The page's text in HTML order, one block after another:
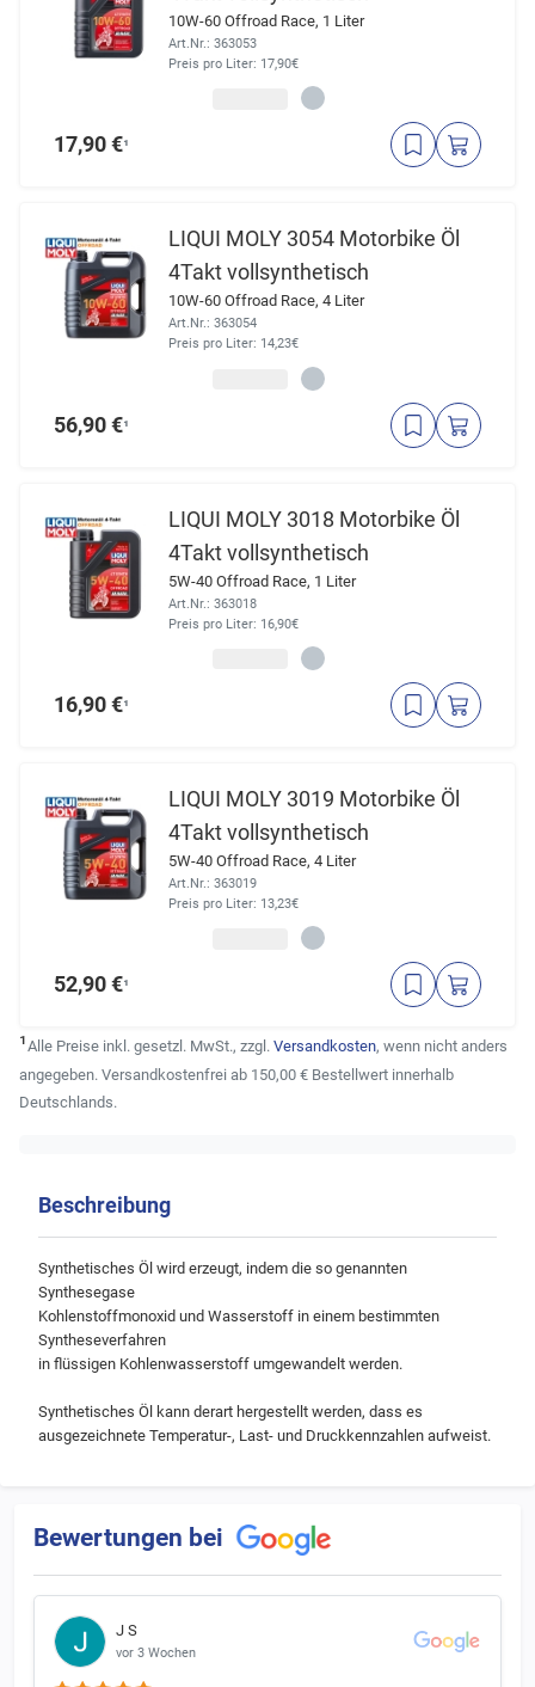
10W-60 Offroad Race, 1 Liter
Art.Nr.: 363053
Preis pro Liter: 17,90€
17,90 €¹
LIQUI MOLY 3054 Motorbike Öl
4Takt vollsynthetisch
10W-60 Offroad Race, 4 Liter
Art.Nr.: 363054
Preis pro Liter: 14,23€
56,90 €¹
LIQUI MOLY 3018 Motorbike Öl
4Takt vollsynthetisch
5W-40 Offroad Race, 1 Liter
Art.Nr.: 363018
Preis pro Liter: 16,90€
16,90 €¹
LIQUI MOLY 3019 Motorbike Öl
4Takt vollsynthetisch
5W-40 Offroad Race, 4 Liter
Art.Nr.: 363019
Preis pro Liter: 13,23€
52,90 €¹
¹Alle Preise inkl. gesetzl. MwSt., zzgl. Versandkosten, wenn nicht anders
angegeben. Versandkostenfrei ab 150,00 € Bestellwert innerhalb
Deutschlands.
Beschreibung
Synthetisches Öl wird erzeugt, indem die so genannten
Synthesegase
Kohlenstoffmonoxid und Wasserstoff in einem bestimmten
Syntheseverfahren
in flüssigen Kohlenwasserstoff umgewandelt werden.
Synthetisches Öl kann derart hergestellt werden, dass es
ausgezeichnete Temperatur-, Last- und Druckkennzahlen aufweist.
Bewertungen bei
J S
vor 3 Wochen